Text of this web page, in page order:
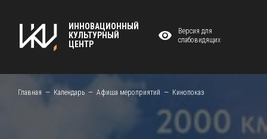
ИННОВАЦИОННЫЙ
КУЛЬТУРНЫЙ
ЦЕНТР
Версия для
слабовидящих
Главная Календарь Афиша мероприятий Кинопоказ